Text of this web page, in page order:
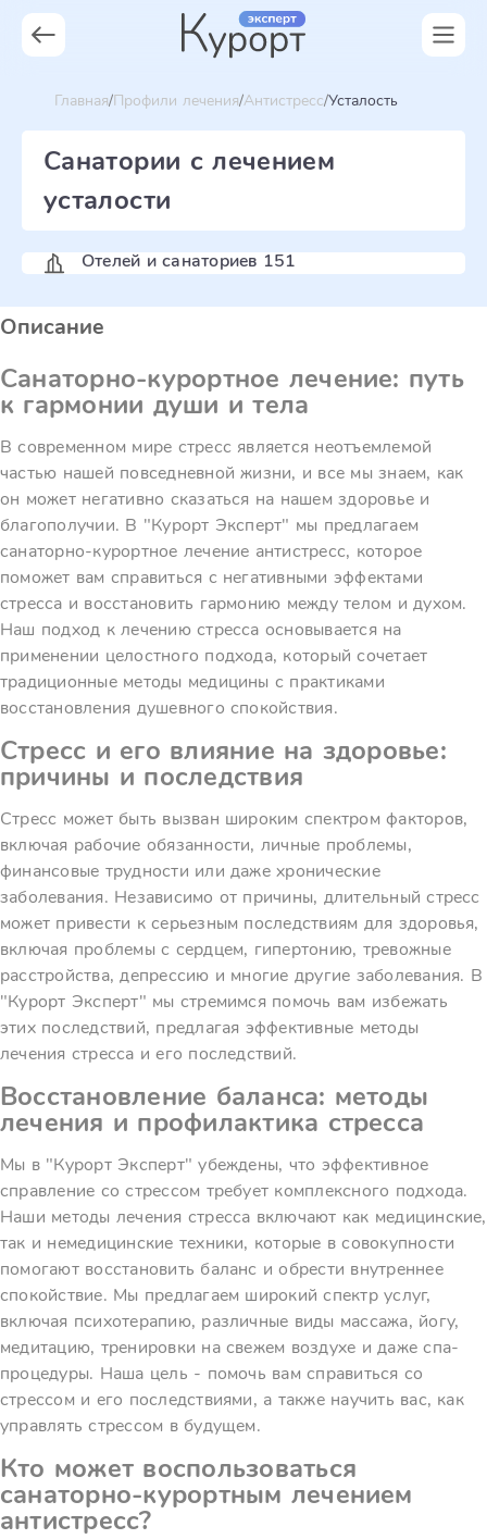
Главная Профили лечения Антистресс Усталость
Санатории с лечением
усталости
Отелей и санаториев 151
Описание
Санаторно-курортное лечение: путь
к гармонии души и тела
В современном мире стресс является неотъемлемой
частью нашей повседневной жизни, и все мы знаем, как
он может негативно сказаться на нашем здоровье и
благополучии. В "Курорт Эксперт" мы предлагаем
санаторно-курортное лечение антистресс, которое
поможет вам справиться с негативными эффектами
стресса и восстановить гармонию между телом и духом.
Наш подход к лечению стресса основывается на
применении целостного подхода, который сочетает
традиционные методы медицины с практиками
восстановления душевного спокойствия.
Стресс и его влияние на здоровье:
причины и последствия
Стресс может быть вызван широким спектром факторов,
включая рабочие обязанности, личные проблемы,
финансовые трудности или даже хронические
заболевания. Независимо от причины, длительный стресс
может привести к серьезным последствиям для здоровья,
включая проблемы с сердцем, гипертонию, тревожные
расстройства, депрессию и многие другие заболевания. В
"Курорт Эксперт" мы стремимся помочь вам избежать
этих последствий, предлагая эффективные методы
лечения стресса и его последствий.
Восстановление баланса: методы
лечения и профилактика стресса
Мы в "Курорт Эксперт" убеждены, что эффективное
справление со стрессом требует комплексного подхода.
Наши методы лечения стресса включают как медицинские,
так и немедицинские техники, которые в совокупности
помогают восстановить баланс и обрести внутреннее
спокойствие. Мы предлагаем широкий спектр услуг,
включая психотерапию, различные виды массажа, йогу,
медитацию, тренировки на свежем воздухе и даже спа-
процедуры. Наша цель - помочь вам справиться со
стрессом и его последствиями, а также научить вас, как
управлять стрессом в будущем.
Кто может воспользоваться
санаторно-курортным лечением
антистресс?